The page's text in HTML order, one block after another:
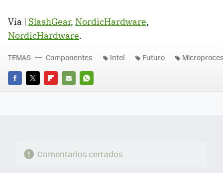
Vía | SlashGear, NordicHardware,
NordicHardware.
FACEBOOK
TWITTERFLIPBOARD
E-
WHATSAPP
TEMAS Componentes Intel Futuro
Comentarios cerrados